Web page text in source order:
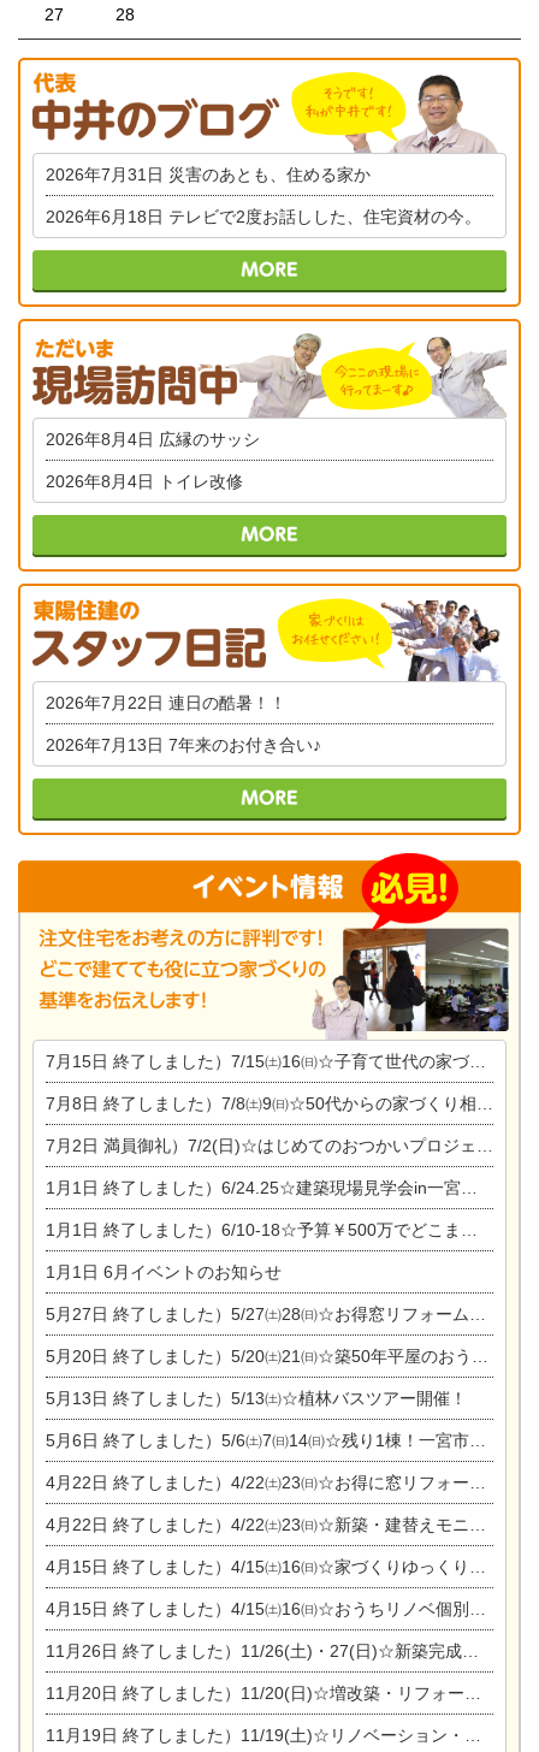
27 28
2026年7月31日 災害のあとも、住める家か
2026年6月18日 テレビで2度お話しした、住宅資材の今。
2026年8月4日 広縁のサッシ
2026年8月4日 トイレ改修
2026年7月22日 連日の酷暑！！
2026年7月13日 7年来のお付き合い♪
7月15日 終了しました）7/15㈯16㈰☆子育て世代の家づくり相談会
7月8日 終了しました）7/8㈯9㈰☆50代からの家づくり相談会
7月2日 満員御礼）7/2(日)☆はじめてのおつかいプロジェクト
1月1日 終了しました）6/24.25☆建築現場見学会in一宮市木曽川町
1月1日 終了しました）6/10-18☆予算￥500万でどこまでできるの？リフォーム相談会
1月1日 6月イベントのお知らせ
5月27日 終了しました）5/27㈯28㈰☆お得窓リフォーム個別相談会
5月20日 終了しました）5/20㈯21㈰☆築50年平屋のおうちリノベーション完成見学会
5月13日 終了しました）5/13㈯☆植林バスツアー開催！
5月6日 終了しました）5/6㈯7㈰14㈰☆残り1棟！一宮市限定モニター募集相談会(新築・建替え)
4月22日 終了しました）4/22㈯23㈰☆お得に窓リフォーム個別相談会
4月22日 終了しました）4/22㈯23㈰☆新築・建替えモニター募集個別相談会
4月15日 終了しました）4/15㈯16㈰☆家づくりゆっくりじっくり個別相談会
4月15日 終了しました）4/15㈯16㈰☆おうちリノベ個別相談会
11月26日 終了しました）11/26(土)・27(日)☆新築完成見学会 in一宮市あずら
11月20日 終了しました）11/20(日)☆増改築・リフォームまつり＆秋の味覚まつり＆芸術祭
11月19日 終了しました）11/19(土)☆リノベーション・家の修理まつり＆増改築・リフォームまつりin扶桑ゴルフ